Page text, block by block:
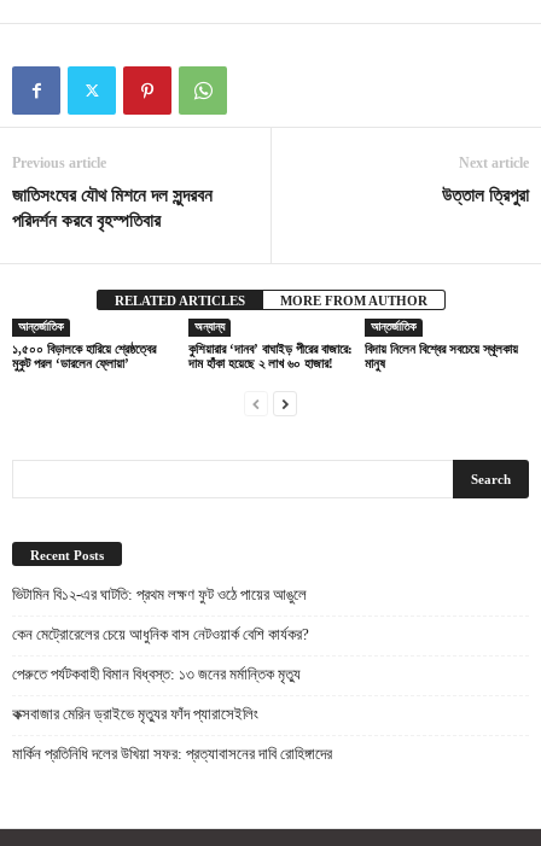
Previous article
জাতিসংঘের যৌথ মিশনে দল সুন্দরবন
পরিদর্শন করবে বৃহস্পতিবার
Next article
উত্তাল ত্রিপুরা
RELATED ARTICLES MORE FROM AUTHOR
আন্তর্জাতিক
১,৫০০ বিড়ালকে হারিয়ে শ্রেষ্ঠত্বের
মুকুট পরল ‘ডারলেন ফ্লোয়া’
অন্যান্য
কুশিয়ারার ‘দানব’ বাঘাইড় পীরের বাজারে:
দাম হাঁকা হয়েছে ২ লাখ ৬০ হাজার!
আন্তর্জাতিক
বিদায় নিলেন বিশ্বের সবচেয়ে স্থূলকায়
মানুষ
Recent Posts
ভিটামিন বি১২-এর ঘাটতি: প্রথম লক্ষণ ফুট ওঠে পায়ের আঙুলে
কেন মেট্রোরেলের চেয়ে আধুনিক বাস নেটওয়ার্ক বেশি কার্যকর?
পেরুতে পর্যটকবাহী বিমান বিধ্বস্ত: ১৩ জনের মর্মান্তিক মৃত্যু
কক্সবাজার মেরিন ড্রাইভে মৃত্যুর ফাঁদ প্যারাসেইলিং
মার্কিন প্রতিনিধি দলের উখিয়া সফর: প্রত্যাবাসনের দাবি রোহিঙ্গাদের